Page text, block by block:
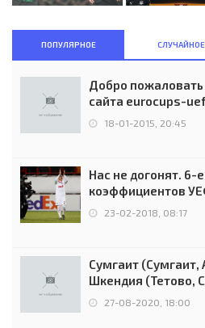
ПОПУЛЯРНОЕ СЛУЧАЙНОЕ
Добро
сайта eurocups-
18-01-2015, 20:45
Нас не догонят. 6-
коэффициентов
Россией
23-02-2018, 08:17
Сумгаит
Шкендия (Тетово,
0:2 (0:0)
27-08-2020, 18:00